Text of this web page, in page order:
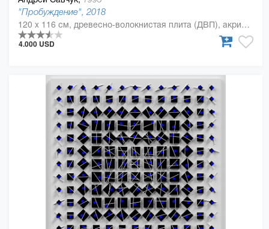
"Пробуждение", 2018
120 x 116 см, древесно-волокнистая плита (ДВП), акриловая краска, Дерево, полиуретан
4.000 USD